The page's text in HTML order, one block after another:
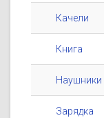
Качели
Книга
Наушники
Зарядка